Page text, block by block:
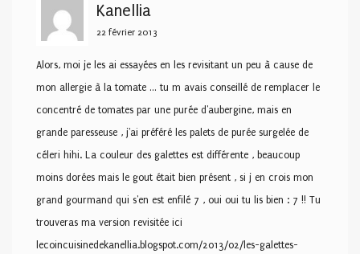
Kanellia
22 février 2013
Alors, moi je les ai essayées en les revisitant un peu à cause de
mon allergie à la tomate … tu m avais conseillé de remplacer le
concentré de tomates par une purée d'aubergine, mais en
grande paresseuse , j'ai préféré les palets de purée surgelée de
céleri hihi. La couleur des galettes est différente , beaucoup
moins dorées mais le gout était bien présent , si j en crois mon
grand gourmand qui s'en est enfilé 7 , oui oui tu lis bien : 7 !! Tu
trouveras ma version revisitée ici
lecoincuisinedekanellia.blogspot.com/2013/02/les-galettes-